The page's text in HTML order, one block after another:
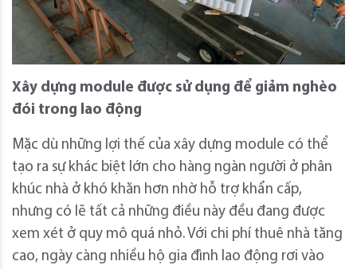
Xây dựng module được sử dụng để giảm nghèo
đói trong lao động
Mặc dù những lợi thế của xây dựng module có thể
tạo ra sự khác biệt lớn cho hàng ngàn người ở phân
khúc nhà ở khó khăn hơn nhờ hỗ trợ khẩn cấp,
nhưng có lẽ tất cả những điều này đều đang được
xem xét ở quy mô quá nhỏ. Với chi phí thuê nhà tăng
cao, ngày càng nhiều hộ gia đình lao động rơi vào